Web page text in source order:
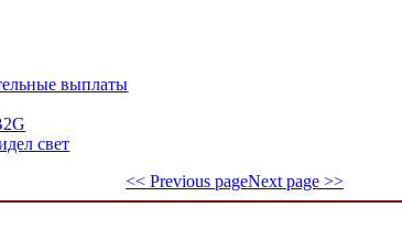
выплаты
свет
<< Previous pageNext page >>